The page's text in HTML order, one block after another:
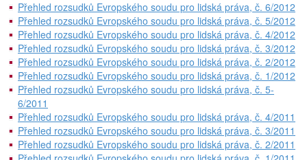
Přehled rozsudků Evropského soudu pro lidská práva, č. 6/2012
Přehled rozsudků Evropského soudu pro lidská práva, č. 5/2012
Přehled rozsudků Evropského soudu pro lidská práva, č. 4/2012
Přehled rozsudků Evropského soudu pro lidská práva, č. 3/2012
Přehled rozsudků Evropského soudu pro lidská práva, č. 2/2012
Přehled rozsudků Evropského soudu pro lidská práva, č. 1/2012
Přehled rozsudků Evropského soudu pro lidská práva, č. 5-
6/2011
Přehled rozsudků Evropského soudu pro lidská práva, č. 4/2011
Přehled rozsudků Evropského soudu pro lidská práva, č. 3/2011
Přehled rozsudků Evropského soudu pro lidská práva, č. 2/2011